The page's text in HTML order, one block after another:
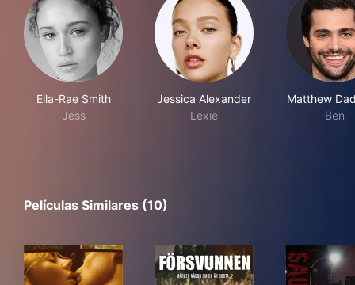
Ella-Rae Smith
Jess
Jessica Alexander
Lexie
Matthew
Ben
Películas Similares (10)